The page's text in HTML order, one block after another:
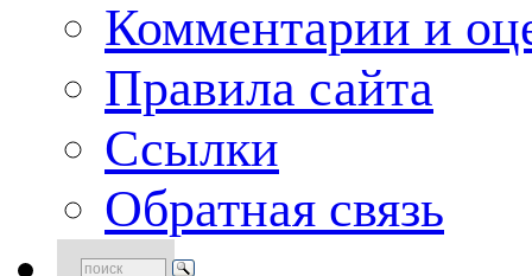
Комментарии и
Правила сайта
Ссылки
Обратная связь